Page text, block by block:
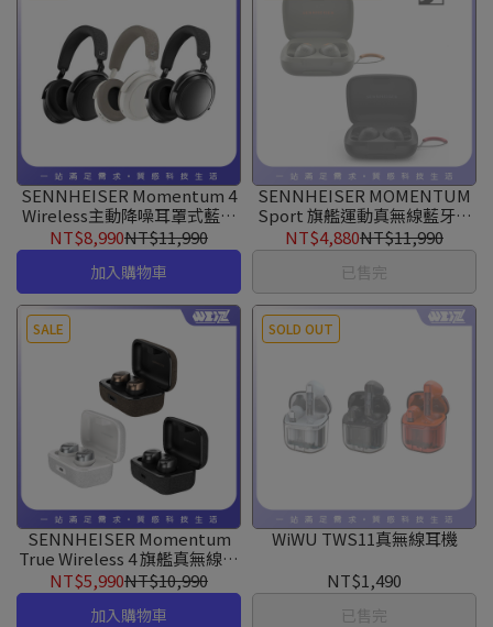
SENNHEISER Momentum 4
Wireless主動降噪耳罩式藍牙
耳機
NT$8,990NT$11,990
加入購物車
SENNHEISER MOMENTUM
Sport 旗艦運動真無線藍牙耳
機
NT$4,880NT$11,990
已售完
SALE
SENNHEISER Momentum
True Wireless 4 旗艦真無線藍
牙耳機第四代
NT$5,990NT$10,990
加入購物車
SOLD OUT
WiWU TWS11真無線耳機
NT$1,490
已售完